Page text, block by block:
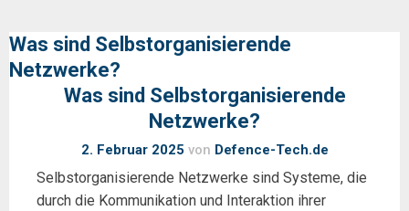
Was sind Selbstorganisierende
Netzwerke?
Was sind Selbstorganisierende
Netzwerke?
2. Februar 2025 von Defence-Tech.de
Selbstorganisierende Netzwerke sind Systeme, die
durch die Kommunikation und Interaktion ihrer